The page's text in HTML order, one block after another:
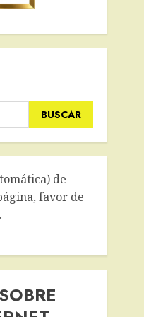
de
favor de